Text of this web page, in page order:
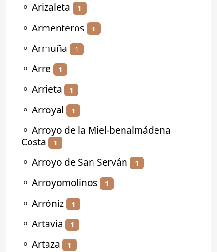
⚬ Arizaleta 1
⚬ Armenteros 1
⚬ Armuña 1
⚬ Arre 1
⚬ Arrieta 1
⚬ Arroyal 1
⚬ Arroyo de la Miel-benalmádena
Costa
1
⚬ Arroyo de San Serván 1
⚬ Arroyomolinos 1
⚬ Arróniz 1
⚬ Artavia 1
⚬ Artaza 1